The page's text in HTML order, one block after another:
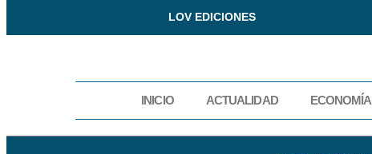
LOV EDICIONES
INICIO ACTUALIDAD ECONOMÍA